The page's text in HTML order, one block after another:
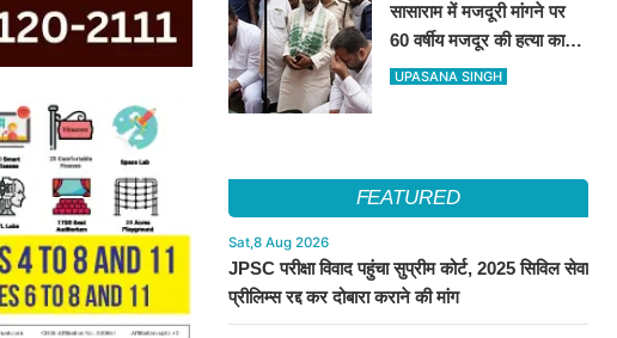
सासाराम में मजदूरी मांगने पर
60 वर्षीय मजदूर की हत्या का
आरोप, तेजस्वी यादव ने परिजनों
UPASANA SINGH
FEATURED
Sat,8 Aug 2026
JPSC परीक्षा विवाद पहुंचा सुप्रीम कोर्ट, 2025 सिविल सेवा
प्रीलिम्स रद्द कर दोबारा कराने की मांग